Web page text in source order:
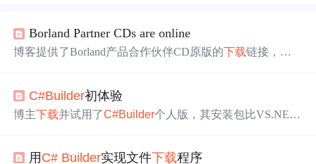
Borland Partner CDs are online
博客提供了Borland产品合作伙伴CD原版的下载链接，涉
有更新版本。
C#Builder初体验
博主下载并试用了C#Builder个人版，其安装包比VS.NET
性名显示窄。它有不错的帮助文档，可导出工程到VS.ne
用 C# Builder实现文件下载程序